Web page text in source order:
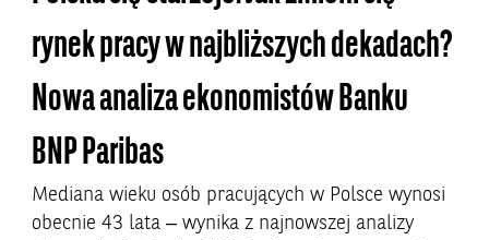
rynek pracy w najbliższych dekadach?
Nowa analiza ekonomistów Banku
BNP Paribas
Mediana wieku osób pracujących w Polsce wynosi
obecnie 43 lata – wynika z najnowszej analizy